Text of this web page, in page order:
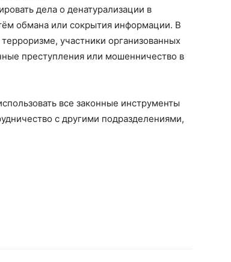
дела о денатурализации в
обмана или сокрытия информации. В
участники организованных
преступления или мошенничество в
все законные инструменты
с другими подразделениями,